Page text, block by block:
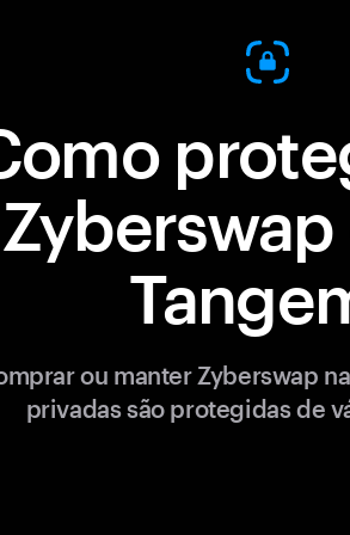
ou manter Zyberswap
privadas são protegidas de